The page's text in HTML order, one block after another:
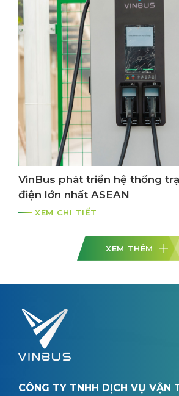
VinBus phát triển hệ thống
điện lớn nhất ASEAN
XEM CHI TIẾT
XEM THÊM
CÔNG TY TNHH DỊCH VỤ VẬN